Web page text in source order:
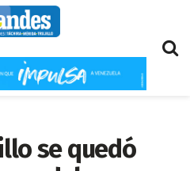
se quedó